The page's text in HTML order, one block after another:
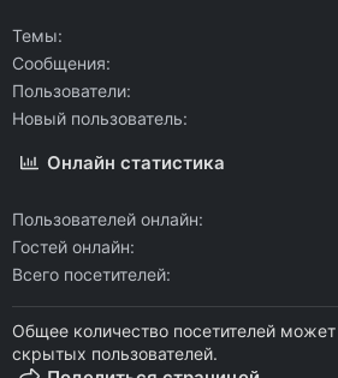
Темы
Сообщения
Пользователи
Новый пользователь
Онлайн статистика
Пользователей онлайн
Гостей онлайн
Всего посетителей
Общее количество посетителей
скрытых пользователей.